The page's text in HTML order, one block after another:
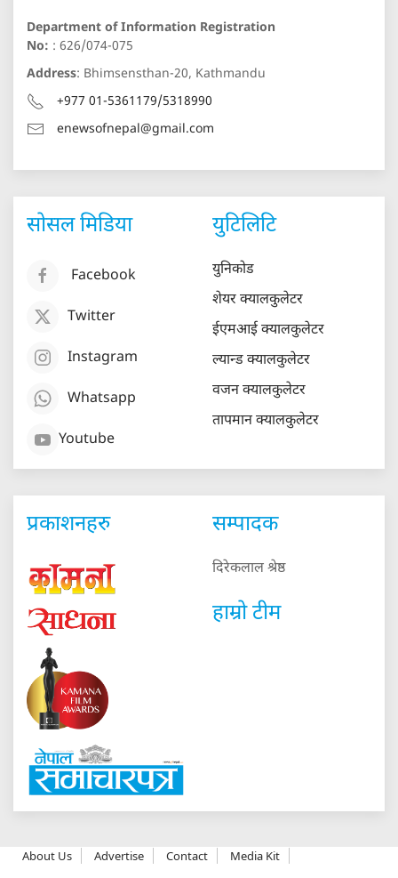
Department of Information Registration
No: : 626/074-075
Address: Bhimsensthan-20, Kathmandu
+977 01-5361179/5318990
enewsofnepal@gmail.com
सोसल मिडिया
Facebook
Twitter
Instagram
Whatsapp
Youtube
युटिलिटि
युनिकोड
शेयर क्यालकुलेटर
ईएमआई क्यालकुलेटर
ल्यान्ड क्यालकुलेटर
वजन क्यालकुलेटर
तापमान क्यालकुलेटर
प्रकाशनहरु सम्पादक
दिरेकलाल श्रेष्ठ
हाम्रो टीम
About Us Advertise Contact Media Kit